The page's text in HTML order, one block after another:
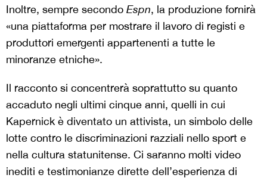
Inoltre, sempre secondo Espn, la produzione fornirà
«una piattaforma per mostrare il lavoro di registi e
produttori emergenti appartenenti a tutte le
minoranze etniche».
Il racconto si concentrerà soprattutto su quanto
accaduto negli ultimi cinque anni, quelli in cui
Kapernick è diventato un attivista, un simbolo delle
lotte contro le discriminazioni razziali nello sport e
nella cultura statunitense. Ci saranno molti video
inediti e testimonianze dirette dell’esperienza di